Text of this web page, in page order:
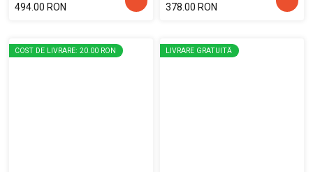
494.00 RON
378.00 RON
COST DE LIVRARE: 20.00 RON LIVRARE GRATUITĂ